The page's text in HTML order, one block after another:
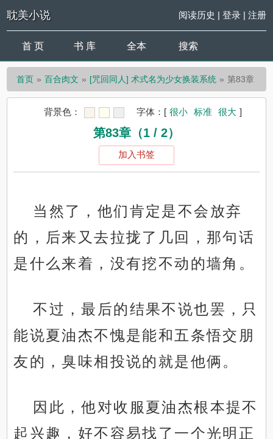
耽美小说 阅读历史 | 登录| 注册
首 页 书 库 全本 搜索
首页 百合肉文 [咒回同人] 术式名为少女换装系统 第83章
背景色： 字体： [ 很小 标准 很大 ]
第83章（1 / 2）
加入书签
当然了，他们肯定是不会放弃
的，后来又去拉拢了几回，那句话
是什么来着，没有挖不动的墙角。
不过，最后的结果不说也罢，只
能说夏油杰不愧是能和五条悟交朋
友的，臭味相投说的就是他俩。
因此，他对收服夏油杰根本提不
起兴趣，好不容易找了一个光明正